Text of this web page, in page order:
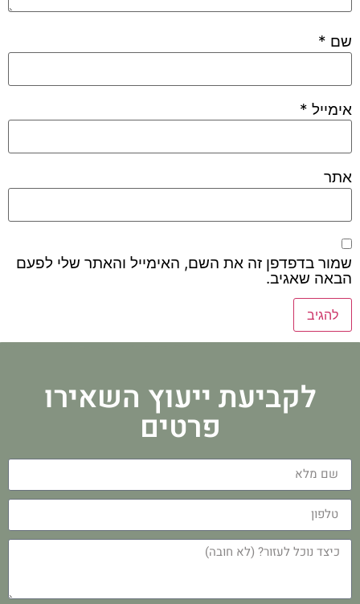
שם *
אימייל *
אתר
שמור בדפדפן זה את השם, האימייל והאתר שלי לפעם
הבאה שאגיב.
לקביעת ייעוץ השאירו
פרטים